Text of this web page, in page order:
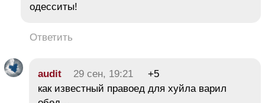
одесситы!
Ответить
audit 29 сен, 19:21
+5
как известный правоед для xyйла варил